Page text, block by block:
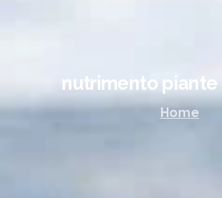
nutrimento piante
Home